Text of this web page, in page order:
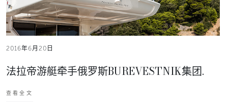
2016年6月20日
法拉帝游艇牵手俄罗斯BUREVESTNIK集团.
查看全文